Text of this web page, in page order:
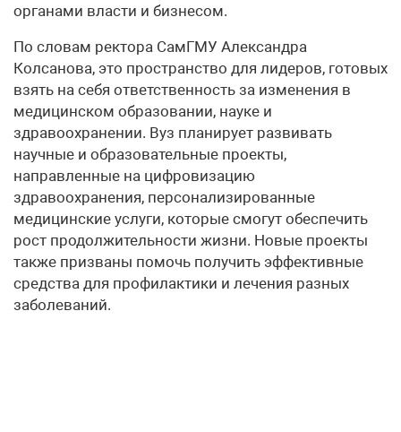
органами власти и бизнесом.
По словам ректора СамГМУ Александра
Колсанова, это пространство для лидеров, готовых
взять на себя ответственность за изменения в
медицинском образовании, науке и
здравоохранении. Вуз планирует развивать
научные и образовательные проекты,
направленные на цифровизацию
здравоохранения, персонализированные
медицинские услуги, которые смогут обеспечить
рост продолжительности жизни. Новые проекты
также призваны помочь получить эффективные
средства для профилактики и лечения разных
заболеваний.